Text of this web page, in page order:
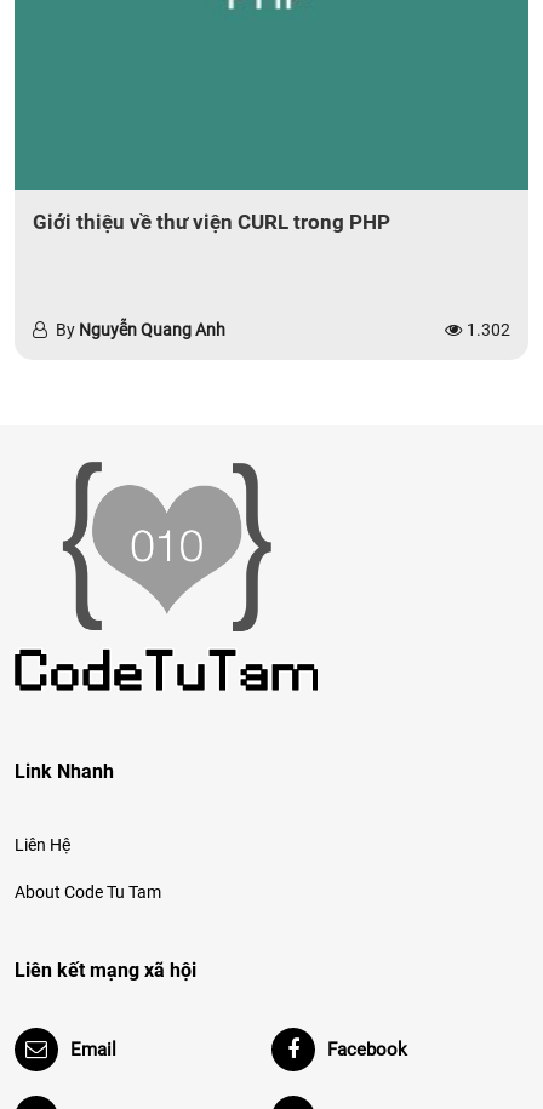
Giới thiệu về thư viện CURL trong PHP
By Nguyễn Quang Anh 1.302
Link Nhanh
Liên Hệ
About Code Tu Tam
Liên kết mạng xã hội
Email Facebook